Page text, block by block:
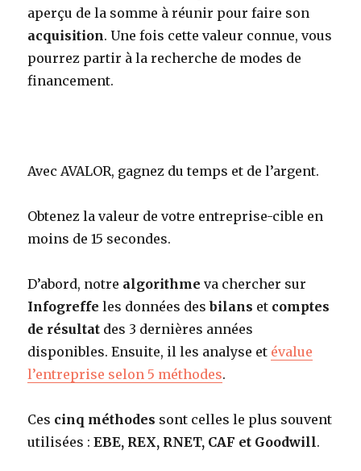
aperçu de la somme à réunir pour faire son
acquisition. Une fois cette valeur connue, vous
pourrez partir à la recherche de modes de
financement.
Avec AVALOR, gagnez du temps et de l’argent.
Obtenez la valeur de votre entreprise-cible en
moins de 15 secondes.
D’abord, notre algorithme va chercher sur
Infogreffe les données desbilans et comptes
de résultat des 3 dernières années
disponibles. Ensuite, il les analyse et évalue
l’entreprise selon 5 méthodes.
Ces cinq méthodes sont celles le plus souvent
utilisées :EBE, REX, RNET, CAF et Goodwill.